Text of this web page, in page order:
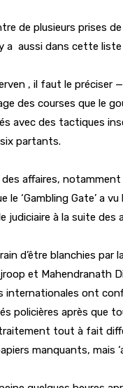
de plusieurs prises
a aussi dans cette
, il faut le
des courses que le
avec des tactiques
partants.
affaires,
‘Gambling Gate’ a
judiciaire à la suite
d’être blanchies par
et Mahendranath
ont
policières après que
tout à fait
manquants, mais